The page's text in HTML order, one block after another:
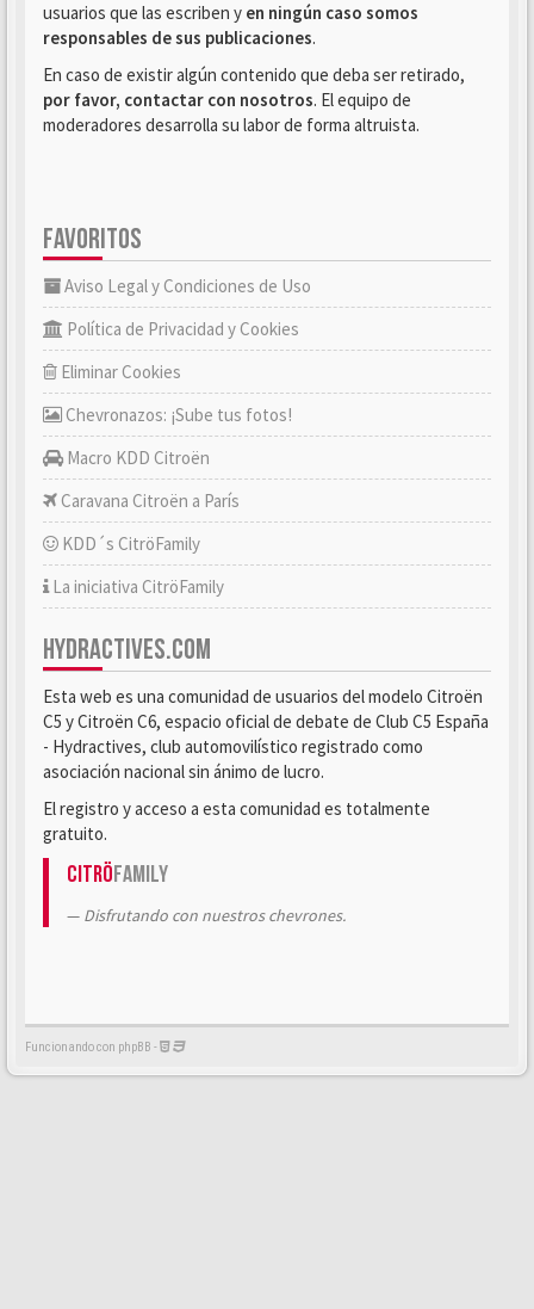
usuarios que las escriben y en ningún caso somos
responsables de sus publicaciones.
En caso de existir algún contenido que deba ser retirado,
por favor, contactar con nosotros. El equipo de
moderadores desarrolla su labor de forma altruista.
FAVORITOS
Aviso Legal y Condiciones de Uso
Política de Privacidad y Cookies
Eliminar Cookies
Chevronazos: ¡Sube tus fotos!
Macro KDD Citroën
Caravana Citroën a París
KDD´s CitröFamily
La iniciativa CitröFamily
HYDRACTIVES.COM
Esta web es una comunidad de usuarios del modelo Citroën
C5 y Citroën C6, espacio oficial de debate de Club C5 España
- Hydractives, club automovilístico registrado como
asociación nacional sin ánimo de lucro.
El registro y acceso a esta comunidad es totalmente
gratuito.
CitröFamily
Disfrutando con nuestros chevrones.
Funcionando con phpBB -